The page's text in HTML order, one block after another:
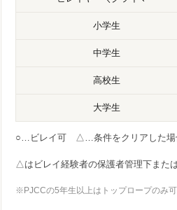
小学生
中学生
高校生
大学生
○…ビレイ可 △…条件をクリアした
△はビレイ経験者の保護者管理下また
※PJCCの5年生以上はトップロープのみ可